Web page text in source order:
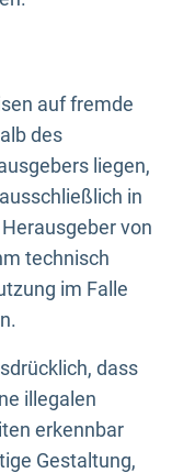
auf fremde
des
liegen,
in
von
technisch
im Falle
dass
illegalen
erkennbar
Gestaltung,